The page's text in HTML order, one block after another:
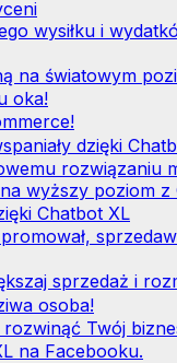
wysiłku i
na światowym
oka!
dzięki
rozwiązaniu
wyższy poziom z
Chatbot XL
sprzedaż i
osoba!
Twój
na Facebooku.